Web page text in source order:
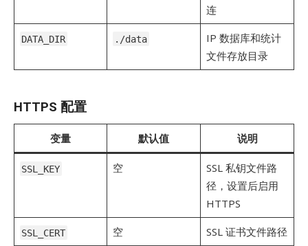
连
DATA_DIR ./data
IP 数据库和统计
文件存放目录
HTTPS 配置
变量 默认值 说明
SSL_KEY 空
SSL 私钥文件路
径，设置后启用
HTTPS
SSL_CERT 空 SSL 证书文件路径